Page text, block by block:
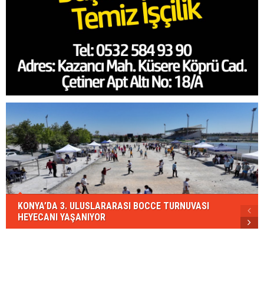
KONYA’DA 3. ULUSLARARASI BOCCE TURNUVASI
HEYECANI YAŞANIYOR